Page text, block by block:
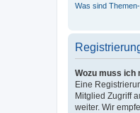
Was sind
Wozu muss ich
Eine
Mitglied Zugriff
weiter. Wir